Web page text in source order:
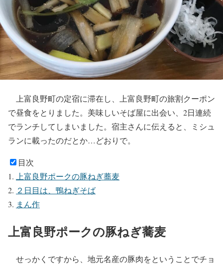
上富良野町の定宿に滞在し、上富良野町の旅割クーポン
で昼食をとりました。美味しいそば屋に出会い、2日連続
でランチしてしまいました。宿主さんに伝えると、ミシュ
ランに載ったのだとか…どおりで。
目次
上富良野ポークの豚ねぎ蕎麦
２日目は、鴨ねぎそば
まん作
上富良野ポークの豚ねぎ蕎麦
せっかくですから、地元名産の豚肉をということでチョ